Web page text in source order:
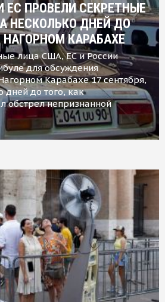
ЕС ПРОВЕЛИ СЕКРЕТНЫЕ
НЕСКОЛЬКО ДНЕЙ ДО
КАРАБАХЕ
лица США, ЕС и России
для обсуждения
Карабахе 17 сентября,
дней до того, как
обстрел непризнанной